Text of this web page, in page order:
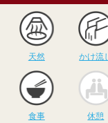
天然 かけ流
食事 休憩